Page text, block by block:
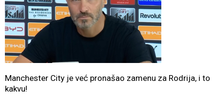
Manchester City je već pronašao zamenu za Rodrija, i to
kakvu!